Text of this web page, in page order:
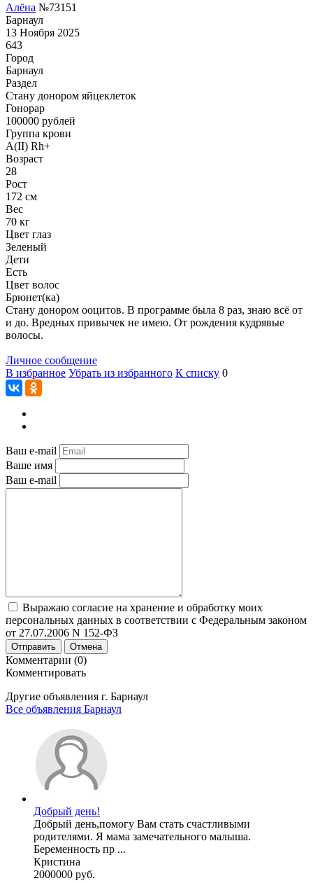
Алёна №73151
Барнаул
13 Ноября 2025
643
Город
Барнаул
Раздел
Стану донором яйцеклеток
Гонoрар
100000 рублей
Группа крови
A(II) Rh+
Возраст
28
Рост
172 см
Вес
70 кг
Цвет глаз
Зеленый
Дети
Есть
Цвет волос
Брюнет(ка)
Стану донором ооцитов. В программе была 8 раз, знаю всё от
и до. Вредных привычек не имею. От рождения кудрявые
волосы.
Личное сообщение
В избранное Убрать из избранного К списку 0
Ваш e-mail
Ваше имя
Ваш e-mail
Выражаю согласие на хранение и обработку моих
персональных данных в соответствии с Федеральным законом
от 27.07.2006 N 152-ФЗ
Отправить Отмена
Комментарии (0)
Комментировать
Другие объявления г. Барнаул
Все объявления Барнаул
Добрый день!
Добрый день,помогу Вам стать счастливыми
родителями. Я мама замечательного малыша.
Беременность пр ...
Кристина
2000000 руб.